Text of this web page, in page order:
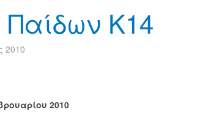
Κ14
2010
2010